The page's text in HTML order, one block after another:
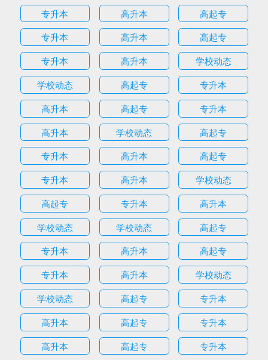
专升本
高升本
高起专
专升本
高升本
高起专
专升本
高升本
学校动态
学校动态
高起专
专升本
高升本
高起专
专升本
高升本
学校动态
高起专
专升本
高升本
高起专
专升本
高升本
学校动态
高起专
专升本
高升本
学校动态
学校动态
高起专
专升本
高升本
高起专
专升本
高升本
学校动态
学校动态
高起专
专升本
高升本
高起专
专升本
高升本
高起专
专升本